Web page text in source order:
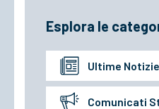
Esplora le
Ultime Notizie
Comunicati